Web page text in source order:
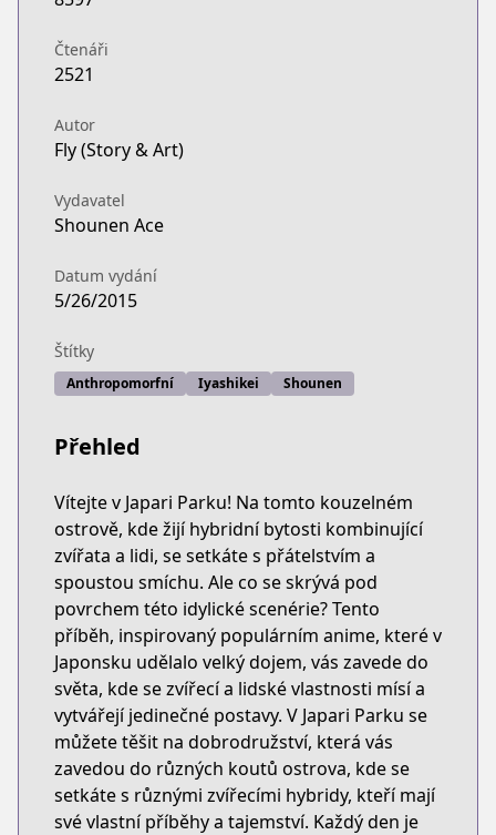
Čtenáři
2521
Autor
Fly (Story & Art)
Vydavatel
Shounen Ace
Datum vydání
5/26/2015
Štítky
Anthropomorfní Iyashikei Shounen
Přehled
Vítejte v Japari Parku! Na tomto kouzelném
ostrově, kde žijí hybridní bytosti kombinující
zvířata a lidi, se setkáte s přátelstvím a
spoustou smíchu. Ale co se skrývá pod
povrchem této idylické scenérie? Tento
příběh, inspirovaný populárním anime, které v
Japonsku udělalo velký dojem, vás zavede do
světa, kde se zvířecí a lidské vlastnosti mísí a
vytvářejí jedinečné postavy. V Japari Parku se
můžete těšit na dobrodružství, která vás
zavedou do různých koutů ostrova, kde se
setkáte s různými zvířecími hybridy, kteří mají
své vlastní příběhy a tajemství. Každý den je